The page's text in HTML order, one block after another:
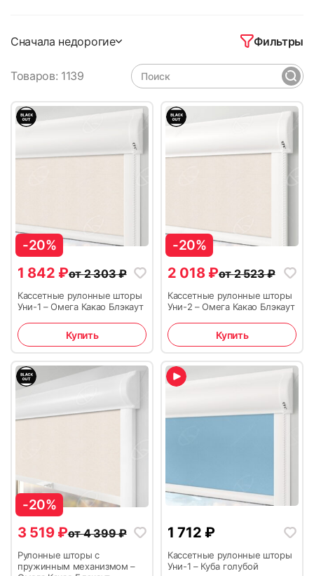
Сначала недорогие Фильтры
Товаров: 1139
-20%
1 842 ₽от2 303₽
Кассетные рулонные шторы
Уни-1 – Омега Какао Блэкаут
Купить
-20%
2 018 ₽от2 523₽
Кассетные рулонные шторы
Уни-2 – Омега Какао Блэкаут
Купить
-20%
3 519 ₽от4 399₽
Рулонные шторы с
пружинным механизмом –
1 712 ₽
Кассетные рулонные шторы
Уни-1 – Куба голубой